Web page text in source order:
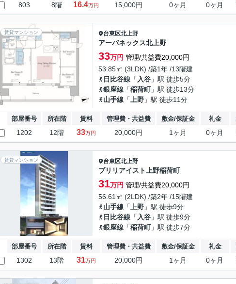
803 8階 16.4万円 15,000円 0ヶ月 0ヶ月
賃貸マンション 台東区北上野
アーバネックス北上野
33万円 管理/共益費20,000円
53.85㎡ (3LDK) /築1年 /13階建
日比谷線 「 入谷 」駅 徒歩5分
銀座線 「稲荷町」駅 徒歩13分
山手線 「 上野 」駅 徒歩11分
部屋番号 所在階 賃料 管理費・共益費 敷金/保証金 礼金
1202 12階 33万円 20,000円 1ヶ月 0ヶ月
賃貸マンション 台東区北上野
ブリリアイスト上野稲荷町
31万円 管理/共益費20,000円
56.61㎡ (2LDK) /築2年 /15階建
山手線 「 上野 」駅 徒歩9分
日比谷線 「 入谷 」駅 徒歩9分
銀座線 「稲荷町」駅 徒歩7分
部屋番号 所在階 賃料 管理費・共益費 敷金/保証金 礼金
1302 13階 31万円 20,000円 1ヶ月 0ヶ月